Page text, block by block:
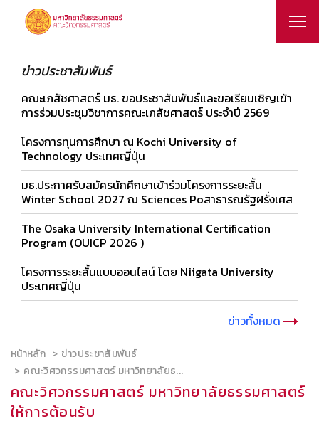
ข่าวประชาสัมพันธ์
คณะเภสัชศาสตร์ มธ. ขอประชาสัมพันธ์และขอเรียนเชิญเข้า
การร่วมประชุมวิชาการคณะเภสัชศาสตร์ ประจำปี 2569
โครงการทุนการศึกษา ณ Kochi University of
Technology ประเทศญี่ปุ่น
มธ.ประกาศรับสมัครนักศึกษาเข้าร่วมโครงการระยะสั้น
Winter School 2027 ณ Sciences Poสาธารณรัฐฝรั่งเศส
The Osaka University International Certification
Program (OUICP 2026 )
โครงการระยะสั้นแบบออนไลน์ โดย Niigata University
ประเทศญี่ปุ่น
ข่าวทั้งหมด
หน้าหลัก
ข่าวประชาสัมพันธ์
คณะวิศวกรรมศาสตร์ มหาวิทยาลัยธ...
คณะวิศวกรรมศาสตร์ มหาวิทยาลัยธรรมศาสตร์
ให้การต้อนรับ